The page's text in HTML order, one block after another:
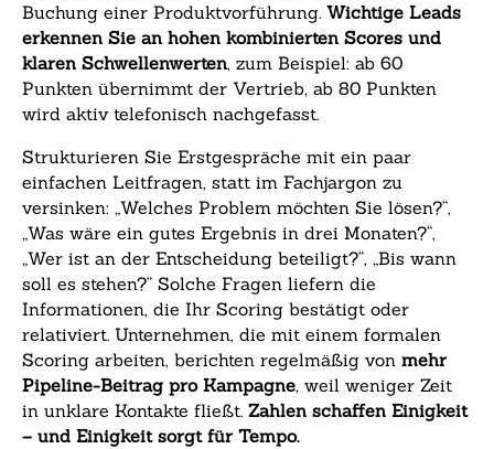
Buchung einer Produktvorführung. Wichtige Leads
erkennen Sie an hohen kombinierten Scores und
klaren Schwellenwerten, zum Beispiel: ab 60
Punkten übernimmt der Vertrieb, ab 80 Punkten
wird aktiv telefonisch nachgefasst.
Strukturieren Sie Erstgespräche mit ein paar
einfachen Leitfragen, statt im Fachjargon zu
versinken: „Welches Problem möchten Sie lösen?“,
„Was wäre ein gutes Ergebnis in drei Monaten?“,
„Wer ist an der Entscheidung beteiligt?“, „Bis wann
soll es stehen?“ Solche Fragen liefern die
Informationen, die Ihr Scoring bestätigt oder
relativiert. Unternehmen, die mit einem formalen
Scoring arbeiten, berichten regelmäßig von mehr
Pipeline-Beitrag pro Kampagne, weil weniger Zeit
in unklare Kontakte fließt. Zahlen schaffen Einigkeit
– und Einigkeit sorgt für Tempo.